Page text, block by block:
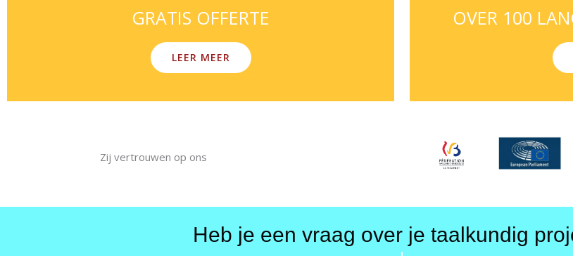
GRATIS OFFERTE
LEER MEER
OVER 100
Zij vertrouwen op ons
Heb je een vraag over je taalkundig